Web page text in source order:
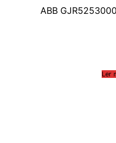
ABB
Ler